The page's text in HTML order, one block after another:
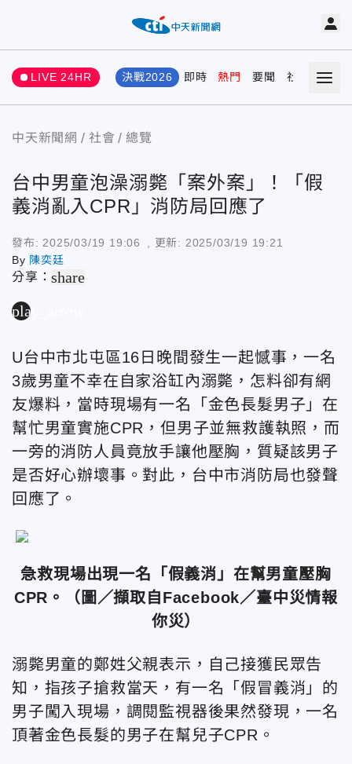
LIVE 24HR 決戰2026 即時 熱門 要聞 社會 娛樂
中天新聞網 社會 總覽
台中男童泡澡溺斃「案外案」！「假
義消亂入CPR」消防局回應了
發布: 2025/03/19 19:06 , 更新: 2025/03/19 19:21
By 陳奕廷
分享：share
play_arrow
U台中市北屯區16日晚間發生一起憾事，一名
3歲男童不幸在自家浴缸內溺斃，怎料卻有網
友爆料，當時現場有一名「金色長髮男子」在
幫忙男童實施CPR，但男子並無救護執照，而
一旁的消防人員竟放手讓他壓胸，質疑該男子
是否好心辦壞事。對此，台中市消防局也發聲
回應了。
急救現場出現一名「假義消」在幫男童壓胸
CPR。（圖／擷取自Facebook／臺中災情報
你災）
溺斃男童的鄭姓父親表示，自己接獲民眾告
知，指孩子搶救當天，有一名「假冒義消」的
男子闖入現場，調閱監視器後果然發現，一名
頂著金色長髮的男子在幫兒子CPR。